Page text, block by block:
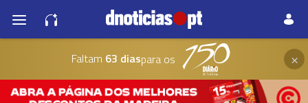
Faltam 63 diaspara os ×